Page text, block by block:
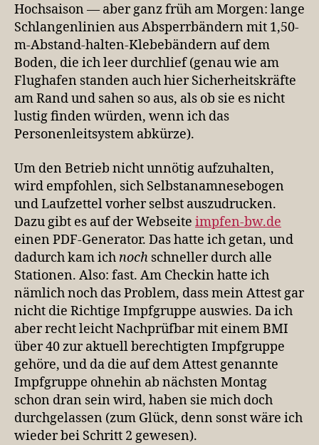
Hochsaison — aber ganz früh am Morgen: lange
Schlangenlinien aus Absperrbändern mit 1,50-
m-Abstand-halten-Klebebändern auf dem
Boden, die ich leer durchlief (genau wie am
Flughafen standen auch hier Sicherheitskräfte
am Rand und sahen so aus, als ob sie es nicht
lustig finden würden, wenn ich das
Personenleitsystem abkürze).
Um den Betrieb nicht unnötig aufzuhalten,
wird empfohlen, sich Selbstanamnesebogen
und Laufzettel vorher selbst auszudrucken.
Dazu gibt es auf der Webseite impfen-bw.de
einen PDF-Generator. Das hatte ich getan, und
dadurch kam ich noch schneller durch alle
Stationen. Also: fast. Am Checkin hatte ich
nämlich noch das Problem, dass mein Attest gar
nicht die Richtige Impfgruppe auswies. Da ich
aber recht leicht Nachprüfbar mit einem BMI
über 40 zur aktuell berechtigten Impfgruppe
gehöre, und da die auf dem Attest genannte
Impfgruppe ohnehin ab nächsten Montag
schon dran sein wird, haben sie mich doch
durchgelassen (zum Glück, denn sonst wäre ich
wieder bei Schritt 2 gewesen).